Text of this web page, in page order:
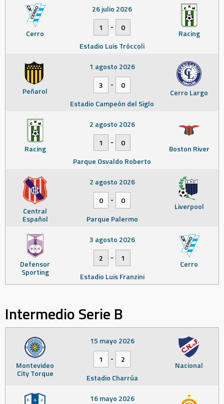
Cerro Racing
26 julio 2026
1
-
0
Estadio Luis Tróccoli
Peñarol Cerro Largo
1 agosto 2026
3
-
0
Estadio Campeón del Siglo
Racing Boston River
2 agosto 2026
1
-
0
Parque Osvaldo Roberto
Central
Español
Liverpool
2 agosto 2026
0
-
0
Parque Palermo
Defensor
Sporting
Cerro
3 agosto 2026
2
-
1
Estadio Luis Franzini
Intermedio Serie B
Montevideo
City Torque
Nacional
15 mayo 2026
1
-
2
Estadio Charrúa
16 mayo 2026